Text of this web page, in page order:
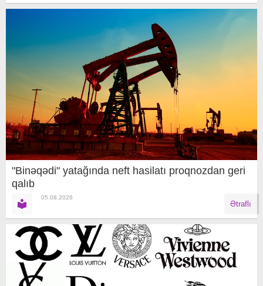
"Binəqədi" yatağında neft hasilatı proqnozdan geri
qalıb
05.08.2026
Ətraflı